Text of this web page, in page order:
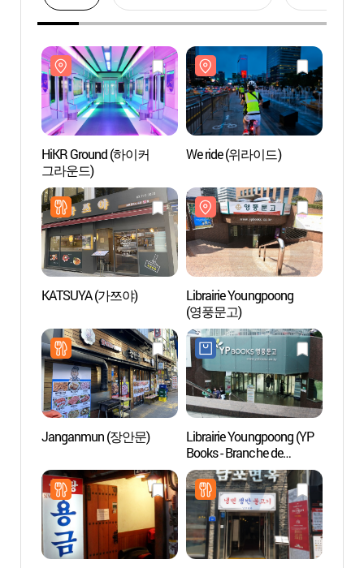
HiKR Ground (하이커
그라운드)
We ride (위라이드)
KATSUYA (가쯔야)
Librairie Youngpoong
(영풍문고)
Janganmun (장안문)
Librairie Youngpoong (YP
Books - Branche de
Jongno) (영풍문고-
종로점)